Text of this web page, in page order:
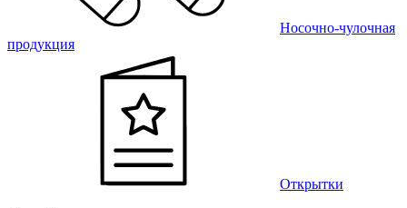
Носочно-чулочная
продукция
Открытки